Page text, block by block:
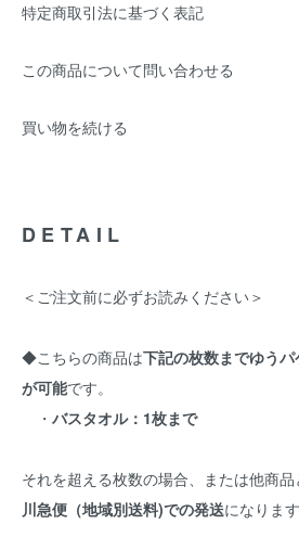
特定商取引法に基づく表記
この商品について問い合わせる
買い物を続ける
DETAIL
＜ご注文前に必ずお読みください＞
◆こちらの商品は下記の枚数までゆう
が可能です。
・ バスタオル：1枚まで
それを超える枚数の場合、または他商
川急便（地域別送料)での発送になります